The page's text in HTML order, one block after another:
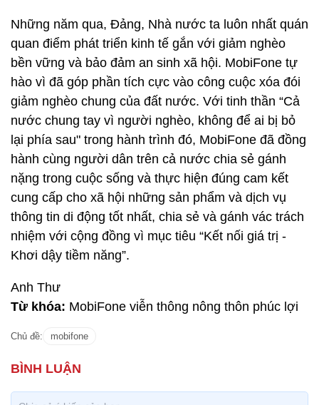
Những năm qua, Đảng, Nhà nước ta luôn nhất quán
quan điểm phát triển kinh tế gắn với giảm nghèo
bền vững và bảo đảm an sinh xã hội. MobiFone tự
hào vì đã góp phần tích cực vào công cuộc xóa đói
giảm nghèo chung của đất nước. Với tinh thần “Cả
nước chung tay vì người nghèo, không để ai bị bỏ
lại phía sau" trong hành trình đó, MobiFone đã đồng
hành cùng người dân trên cả nước chia sẻ gánh
nặng trong cuộc sống và thực hiện đúng cam kết
cung cấp cho xã hội những sản phẩm và dịch vụ
thông tin di động tốt nhất, chia sẻ và gánh vác trách
nhiệm với cộng đồng vì mục tiêu “Kết nối giá trị -
Khơi dậy tiềm năng”.
Anh Thư
Từ khóa: MobiFone viễn thông nông thôn phúc lợi
Chủ đề: mobifone